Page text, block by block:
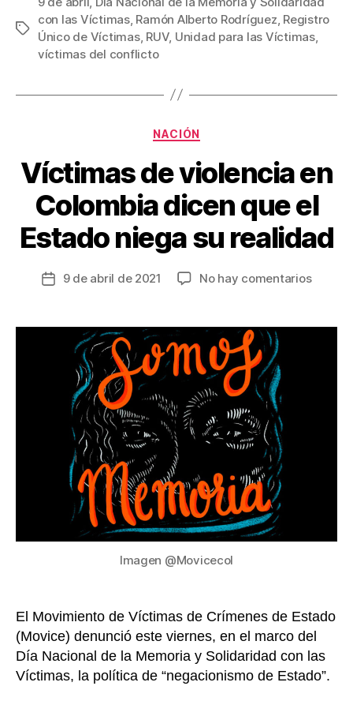
e
b
o
er
e
st
p
Etiquetas
con las Víctimas, Ramón Alberto Rodríguez Registro
Único de Víctimas, RUV, Unidad para las Víctimas,
víctimas del conflicto
Categorías
NACIÓN
Víctimas de violencia en
Colombia dicen que el
Estado niega su realidad
Fecha
entrada
9 de abril de 2021 No hay comentariosen
Imagen @Movicecol
El Movimiento de Víctimas de Crímenes de Estado
(Movice) denunció este viernes, en el marco del
Día Nacional de la Memoria y Solidaridad con las
Víctimas, la política de “negacionismo de Estado”.